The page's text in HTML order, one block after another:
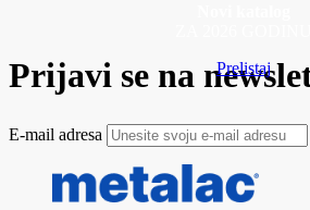
Prelistaj
Prijavi se na
E-mail adresa